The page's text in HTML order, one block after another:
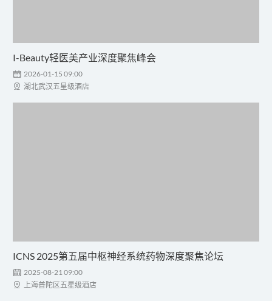
I-Beauty轻医美产业深度聚焦峰会
 2026-01-15 09:00
 湖北武汉五星级酒店
ICNS 2025第五届中枢神经系统药物深度聚焦论坛
 2025-08-21 09:00
 上海普陀区五星级酒店